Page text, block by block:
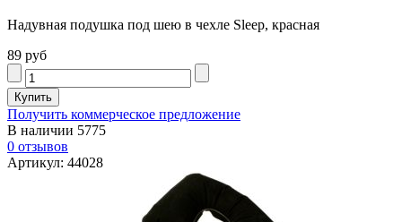
Надувная подушка под шею в чехле Sleep, красная
89 руб
Получить коммерческое предложение
В наличии 5775
0 отзывов
Артикул: 44028